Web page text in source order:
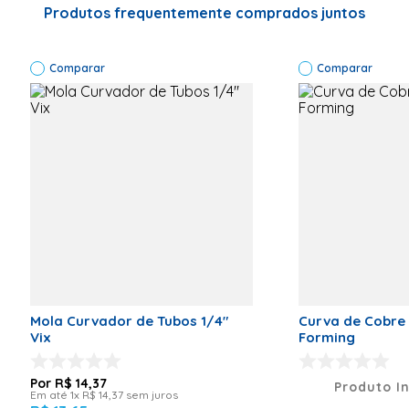
009L7054
Produtos frequentemente comprados juntos
Comparar
Mola Curvador de Tubos 1/4"
Vix
R$ 14,37
Em até 1x R$ 14 37 sem juros
Comparar
Curva de Cobre
Forming
Produto